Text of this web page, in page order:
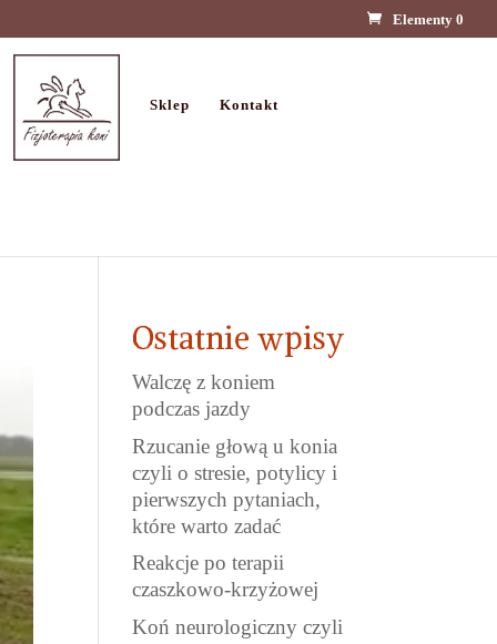
Elementy 0
Sklep Kontakt
Ostatnie wpisy
Walczę z koniem
podczas jazdy
Rzucanie głową u konia
czyli o stresie, potylicy i
pierwszych pytaniach,
które warto zadać
Reakcje po terapii
czaszkowo-krzyżowej
Koń neurologiczny czyli